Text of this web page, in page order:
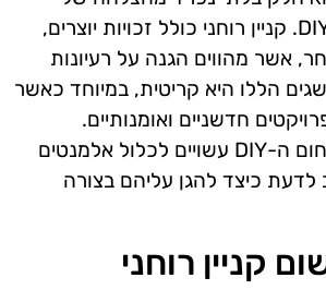
מיזמים בתחום ה-DIY. קניין רוחני כולל זכויות יוצרים,
אשר מהווים הגנה על רעיונות
הללו היא קריטית, במיוחד כאשר
חדשניים ואומנותיים.
פרויקטים רבים בתחום ה-DIY עשויים לכלול אלמנטים
לדעת כיצד להגן עליהם בצורה
קניין רוחני